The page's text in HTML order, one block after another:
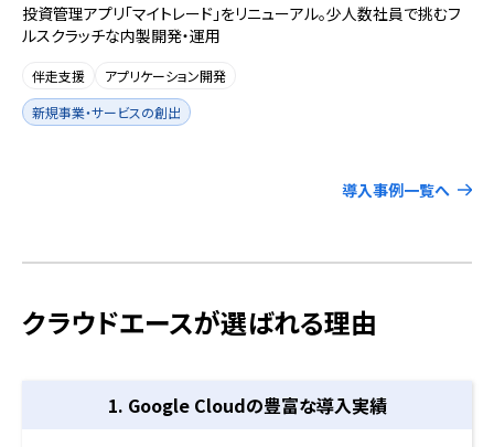
投資管理アプリ「マイトレード」をリニューアル。少人数社員で挑むフ
ルスクラッチな内製開発・運用
伴走支援
アプリケーション開発
新規事業・サービスの創出
導入事例一覧へ
クラウドエースが選ばれる理由
1. Google Cloudの豊富な導入実績